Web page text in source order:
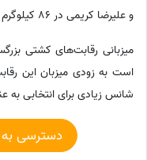
و علیرضا کریمی در 86 کیلوگرم صاحب مدال برنز شدند.
است به زودی میزبان این
شانس زیادی برای انتخابی به
دسترسی به